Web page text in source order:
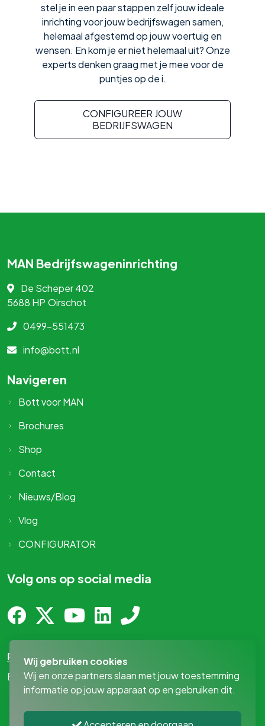
stel je in een paar stappen zelf jouw ideale
inrichting voor jouw bedrijfswagen samen,
helemaal afgestemd op jouw voertuig en
wensen. En kom je er niet helemaal uit? Onze
experts denken graag met je mee voor de
puntjes op de i.
CONFIGUREER JOUW
BEDRIJFSWAGEN
MAN Bedrijfswageninrichting
De Scheper 402
5688 HP Oirschot
0499-551473
info@bott.nl
Navigeren
Bott voor MAN
Brochures
Shop
Contact
Nieuws/Blog
Vlog
CONFIGURATOR
Volg ons op social media
Privacy-statement
By
MediaPresentaties!
Wij gebruiken cookies
Wij en onze partners slaan met jouw toestemming
informatie op jouw apparaat op en gebruiken dit.